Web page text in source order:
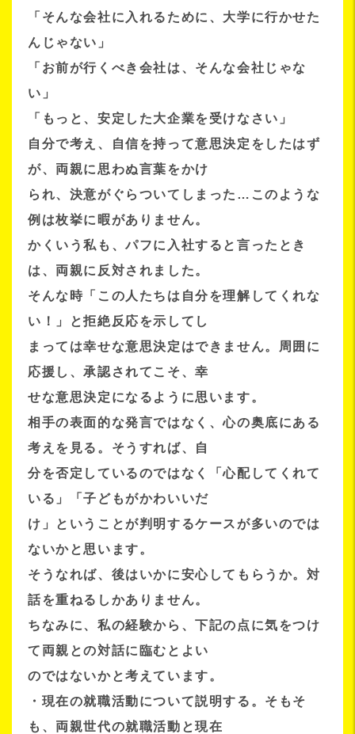
「そんな会社に入れるために、大学に行かせた
んじゃない」
「お前が行くべき会社は、そんな会社じゃな
い」
「もっと、安定した大企業を受けなさい」
自分で考え、自信を持って意思決定をしたはず
が、両親に思わぬ言葉をかけ
られ、決意がぐらついてしまった…このような
例は枚挙に暇がありません。
かくいう私も、パフに入社すると言ったとき
は、両親に反対されました。
そんな時「この人たちは自分を理解してくれな
い！」と拒絶反応を示してし
まっては幸せな意思決定はできません。周囲に
応援し、承認されてこそ、幸
せな意思決定になるように思います。
相手の表面的な発言ではなく、心の奥底にある
考えを見る。そうすれば、自
分を否定しているのではなく「心配してくれて
いる」「子どもがかわいいだ
け」ということが判明するケースが多いのでは
ないかと思います。
そうなれば、後はいかに安心してもらうか。対
話を重ねるしかありません。
ちなみに、私の経験から、下記の点に気をつけ
て両親との対話に臨むとよい
のではないかと考えています。
・現在の就職活動について説明する。そもそ
も、両親世代の就職活動と現在